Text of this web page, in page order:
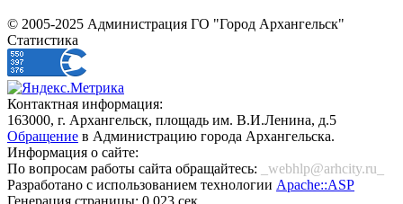
© 2005-2025 Администрация ГО "Город Архангельск"
Статистика
Контактная информация:
163000, г. Архангельск, площадь им. В.И.Ленина, д.5
Обращение в Администрацию города Архангельска.
Информация о сайте:
По вопросам работы сайта обращайтесь:
_webhlp@arhcity.ru_
Разработано с использованием технологии Apache::ASP
Генерация страницы: 0.023 сек.